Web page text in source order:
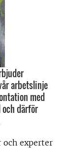
arbetslinje
med
därför
och experter